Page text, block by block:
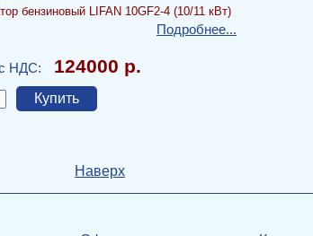
бензиновый LIFAN 10GF2-4 (10/11 кВт)
Подробнее...
НДС: 124000 р.
Наверх